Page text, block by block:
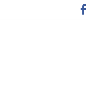
que parar o jogo”